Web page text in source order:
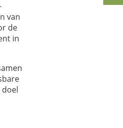
van
de
in